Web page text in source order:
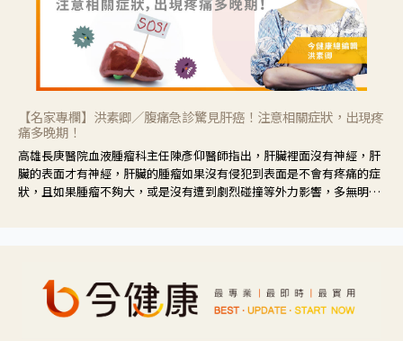
【名家專欄】洪素卿／腹痛急診驚見肝癌！注意相關症狀，出現疼
痛多晚期！
高雄長庚醫院血液腫瘤科主任陳彥仰醫師指出，肝臟裡面沒有神經，肝
臟的表面才有神經，肝臟的腫瘤如果沒有侵犯到表面是不會有疼痛的症
狀，且如果腫瘤不夠大，或是沒有遭到劇烈碰撞等外力影響，多無明顯